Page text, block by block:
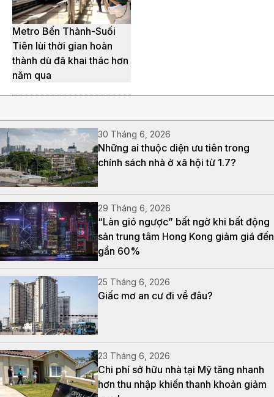
Metro Bến Thành-Suối
Tiên lùi thời gian hoàn
thành dù đã khai thác hơn
năm qua
30 Tháng 6, 2026
Những ai thuộc diện ưu tiên trong
chính sách nhà ở xã hội từ 1.7?
29 Tháng 6, 2026
“Làn gió ngược” bất ngờ khi bất động
sản trung tâm Hong Kong giảm giá đến
gần 60%
25 Tháng 6, 2026
Giấc mơ an cư đi về đâu?
23 Tháng 6, 2026
Chi phí sở hữu nhà tại Mỹ tăng nhanh
hơn thu nhập khiến thanh khoản giảm